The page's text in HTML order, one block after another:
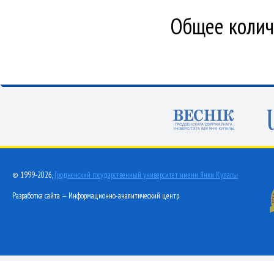
Общее
© 1999-2026, Гродненский государственный университет имени Янки Купалы
Разработка сайта — Информационно-аналитический центр